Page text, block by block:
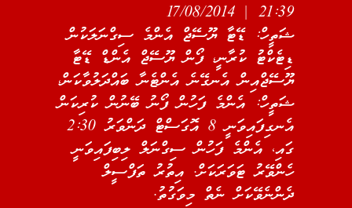
21:39 | 17/08/2014
ޝަތީހް: ޑޭޓާ ޔޫސޭޖް އެންމެ ސިގްނަލަކުން
ޑިޓެކްޓު ކުރާނީ، ފޯން ޔޫސޭޖް އެންޑް ޑޭޓާ
ޔޫސޭޖްއިން އެނގޭނެ އެންޓެނާ ބައްދަލުވާކަން،
ޝަތީހް: އެންމެ ފަހުން ފޯނު ބޭނުން ކުރިކަން
އެނގިފައިވަނީ 8 އޮގަސްޓް ދަންވަރު 2:30
ގައި، އެންމެ ފަހުން ސިގްނަލް ލިބިފައިވަނީ
ހެންވޭރު ޓަވަރަކަށް. އިތުރު ތަފްސީލް
ދެންނެވޭކަށް ނެތް މިވަގުތު.